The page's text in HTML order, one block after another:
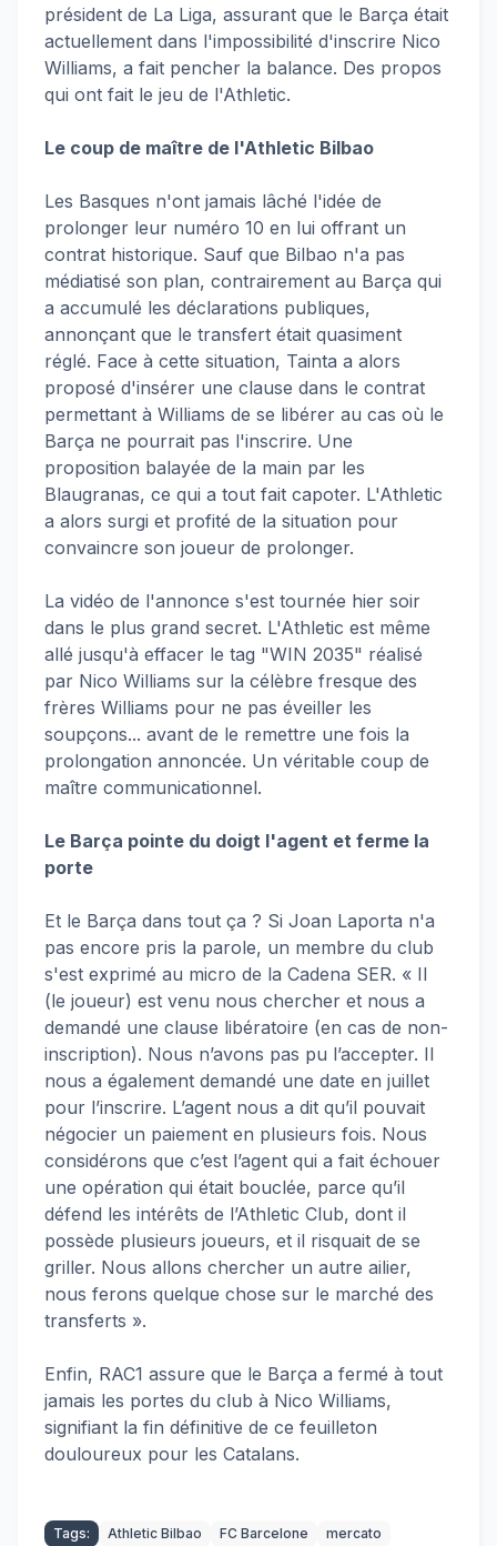
président de La Liga, assurant que le Barça était
actuellement dans l'impossibilité d'inscrire Nico
Williams, a fait pencher la balance. Des propos
qui ont fait le jeu de l'Athletic.
Le coup de maître de l'Athletic Bilbao
Les Basques n'ont jamais lâché l'idée de
prolonger leur numéro 10 en lui offrant un
contrat historique. Sauf que Bilbao n'a pas
médiatisé son plan, contrairement au Barça qui
a accumulé les déclarations publiques,
annonçant que le transfert était quasiment
réglé. Face à cette situation, Tainta a alors
proposé d'insérer une clause dans le contrat
permettant à Williams de se libérer au cas où le
Barça ne pourrait pas l'inscrire. Une
proposition balayée de la main par les
Blaugranas, ce qui a tout fait capoter. L'Athletic
a alors surgi et profité de la situation pour
convaincre son joueur de prolonger.
La vidéo de l'annonce s'est tournée hier soir
dans le plus grand secret. L'Athletic est même
allé jusqu'à effacer le tag "WIN 2035" réalisé
par Nico Williams sur la célèbre fresque des
frères Williams pour ne pas éveiller les
soupçons... avant de le remettre une fois la
prolongation annoncée. Un véritable coup de
maître communicationnel.
Le Barça pointe du doigt l'agent et ferme la
porte
Et le Barça dans tout ça ? Si Joan Laporta n'a
pas encore pris la parole, un membre du club
s'est exprimé au micro de la Cadena SER. « Il
(le joueur) est venu nous chercher et nous a
demandé une clause libératoire (en cas de non-
inscription). Nous n’avons pas pu l’accepter. Il
nous a également demandé une date en juillet
pour l’inscrire. L’agent nous a dit qu’il pouvait
négocier un paiement en plusieurs fois. Nous
considérons que c’est l’agent qui a fait échouer
une opération qui était bouclée, parce qu’il
défend les intérêts de l’Athletic Club, dont il
possède plusieurs joueurs, et il risquait de se
griller. Nous allons chercher un autre ailier,
nous ferons quelque chose sur le marché des
transferts ».
Enfin, RAC1 assure que le Barça a fermé à tout
jamais les portes du club à Nico Williams,
signifiant la fin définitive de ce feuilleton
douloureux pour les Catalans.
Tags: Athletic Bilbao FC Barcelone mercato